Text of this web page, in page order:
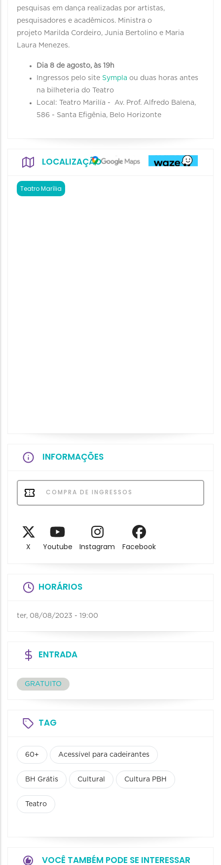
pesquisas em dança realizadas por artistas,
pesquisadores e acadêmicos. Ministra o
projeto Marilda Cordeiro, Junia Bertolino e Maria
Laura Menezes.
Dia 8 de agosto, às 19h
Ingressos pelo site Sympla ou duas horas antes
na bilheteria do Teatro
Local: Teatro Marilía - Av. Prof. Alfredo Balena,
586 - Santa Efigênia, Belo Horizonte
LOCALIZAÇÃO
Teatro Marília
INFORMAÇÕES
COMPRA DE INGRESSOS
X Youtube Instagram Facebook
HORÁRIOS
ter, 08/08/2023 - 19:00
ENTRADA
GRATUITO
TAG
60+ Acessível para cadeirantes
BH Grátis Cultural Cultura PBH
Teatro
VOCÊ TAMBÉM PODE SE INTERESSAR